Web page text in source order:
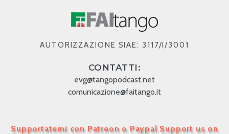
AUTORIZZAZIONE SIAE: 3117/I/3001
CONTATTI:
evg@tangopodcast.net
comunicazione@faitango.it
Supportatemi con Patreon o Paypal Support us on